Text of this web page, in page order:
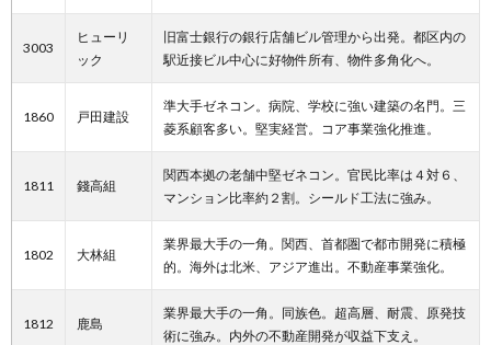
3003
ヒューリ
ック
旧富士銀行の銀行店舗ビル管理から出発。都区内の
駅近接ビル中心に好物件所有、物件多角化へ。
1860 戸田建設
準大手ゼネコン。病院、学校に強い建築の名門。三
菱系顧客多い。堅実経営。コア事業強化推進。
1811 錢高組
関西本拠の老舗中堅ゼネコン。官民比率は４対６、
マンション比率約２割。シールド工法に強み。
1802 大林組
業界最大手の一角。関西、首都圏で都市開発に積極
的。海外は北米、アジア進出。不動産事業強化。
1812 鹿島
業界最大手の一角。同族色。超高層、耐震、原発技
術に強み。内外の不動産開発が収益下支え。